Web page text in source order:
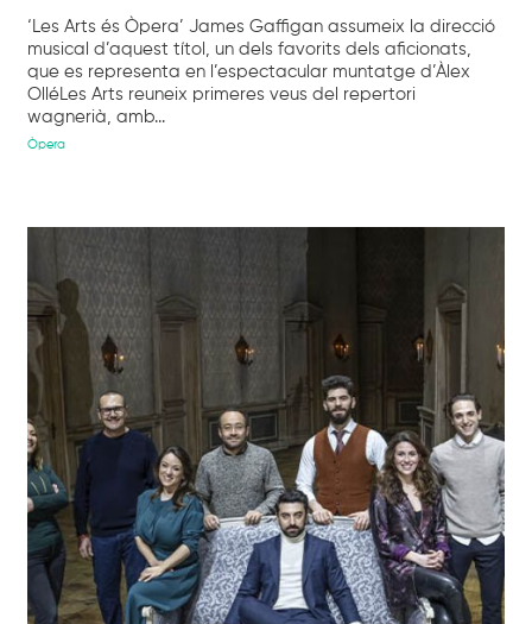
‘Les Arts és Òpera’ James Gaffigan assumeix la direcció
musical d’aquest títol, un dels favorits dels aficionats,
que es representa en l’espectacular muntatge d’Àlex
OlléLes Arts reuneix primeres veus del repertori
wagnerià, amb...
Òpera